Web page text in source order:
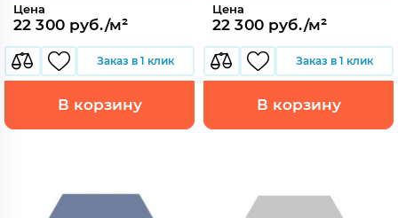
Цена
22 300 руб./м²
Заказ в 1 клик
В корзину
Цена
22 300 руб./м²
Заказ в 1 клик
В корзину